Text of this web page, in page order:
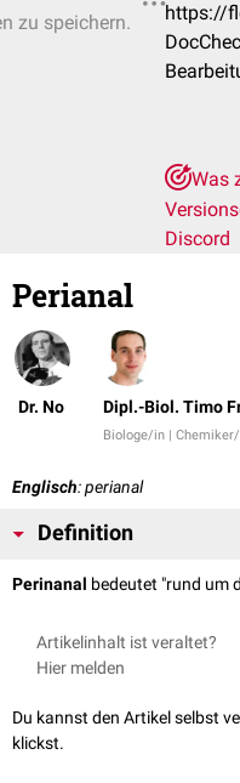
zu speichern.
https://
Was
Discord
Perianal
Dr. No Dipl.-Biol. Timo
Biologe/in |
Englisch: perianal
Definition
Perinanal bedeutet "rund um
Artikelinhalt ist veraltet?
Hier melden
Du kannst den Artikel selbst
klickst.